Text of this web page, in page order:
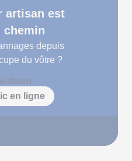
artisan est
chemin
depuis
du vôtre ?
en ligne